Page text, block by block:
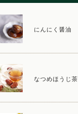
にんにく醤油
なつめほうじ茶